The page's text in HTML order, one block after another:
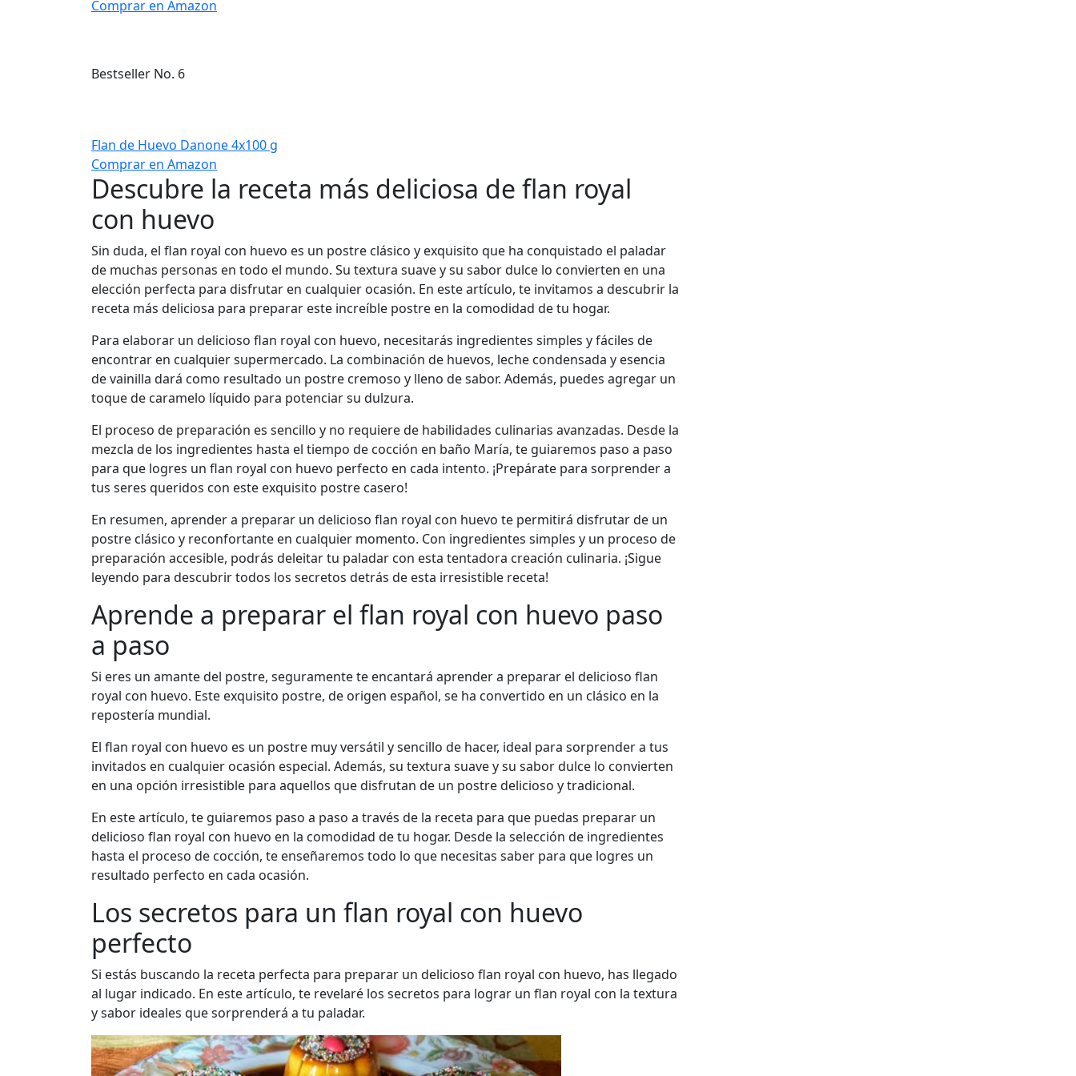
Comprar en Amazon
Bestseller No. 6
Flan de Huevo Danone 4x100 g
Comprar en Amazon
Descubre la receta más deliciosa de flan royal
con huevo
Sin duda, el flan royal con huevo es un postre clásico y exquisito que ha conquistado el paladar
de muchas personas en todo el mundo. Su textura suave y su sabor dulce lo convierten en una
elección perfecta para disfrutar en cualquier ocasión. En este artículo, te invitamos a descubrir la
receta más deliciosa para preparar este increíble postre en la comodidad de tu hogar.
Para elaborar un delicioso flan royal con huevo, necesitarás ingredientes simples y fáciles de
encontrar en cualquier supermercado. La combinación de huevos, leche condensada y esencia
de vainilla dará como resultado un postre cremoso y lleno de sabor. Además, puedes agregar un
toque de caramelo líquido para potenciar su dulzura.
El proceso de preparación es sencillo y no requiere de habilidades culinarias avanzadas. Desde la
mezcla de los ingredientes hasta el tiempo de cocción en baño María, te guiaremos paso a paso
para que logres un flan royal con huevo perfecto en cada intento. ¡Prepárate para sorprender a
tus seres queridos con este exquisito postre casero!
En resumen, aprender a preparar un delicioso flan royal con huevo te permitirá disfrutar de un
postre clásico y reconfortante en cualquier momento. Con ingredientes simples y un proceso de
preparación accesible, podrás deleitar tu paladar con esta tentadora creación culinaria. ¡Sigue
leyendo para descubrir todos los secretos detrás de esta irresistible receta!
Aprende a preparar el flan royal con huevo paso
a paso
Si eres un amante del postre, seguramente te encantará aprender a preparar el delicioso flan
royal con huevo. Este exquisito postre, de origen español, se ha convertido en un clásico en la
repostería mundial.
El flan royal con huevo es un postre muy versátil y sencillo de hacer, ideal para sorprender a tus
invitados en cualquier ocasión especial. Además, su textura suave y su sabor dulce lo convierten
en una opción irresistible para aquellos que disfrutan de un postre delicioso y tradicional.
En este artículo, te guiaremos paso a paso a través de la receta para que puedas preparar un
delicioso flan royal con huevo en la comodidad de tu hogar. Desde la selección de ingredientes
hasta el proceso de cocción, te enseñaremos todo lo que necesitas saber para que logres un
resultado perfecto en cada ocasión.
Los secretos para un flan royal con huevo
perfecto
Si estás buscando la receta perfecta para preparar un delicioso flan royal con huevo, has llegado
al lugar indicado. En este artículo, te revelaré los secretos para lograr un flan royal con la textura
y sabor ideales que sorprenderá a tu paladar.